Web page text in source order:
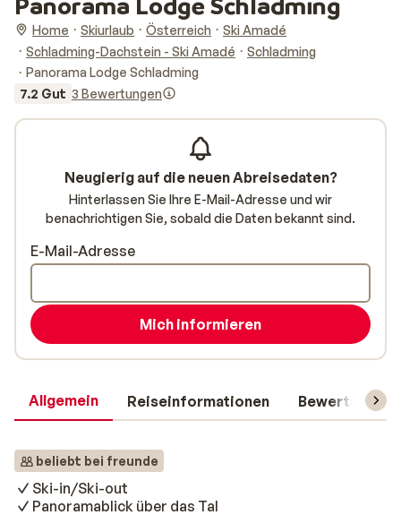
Home Skiurlaub Österreich
Ski Amadé
Schladming-Dachstein - Ski Amadé
Schladming
Panorama Lodge Schladming
7.2 Gut 3 Bewertungen
Allgemein Reiseinformationen Bewertungen
beliebt bei freunde
Ski-in/Ski-out
Panoramablick über das Tal
Neugierig auf die neuen Abreisedaten?
Hinterlassen Sie Ihre E-Mail-Adresse und wir
benachrichtigen Sie, sobald die Daten bekannt sind.
E-Mail-Adresse
Mich informieren